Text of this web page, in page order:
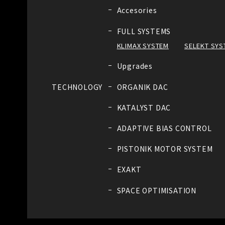
Accesories
FULL SYSTEMS
KLIMAX SYSTEM SELEKT
Upgrades
TECHNOLOGY ORGANIK DAC
KATALYST DAC
ADAPTIVE BIAS CONTROL
PISTONIK MOTOR SYSTEM
EXAKT
SPACE OPTIMISATION